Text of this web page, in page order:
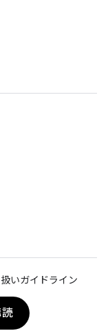
いガイドライン